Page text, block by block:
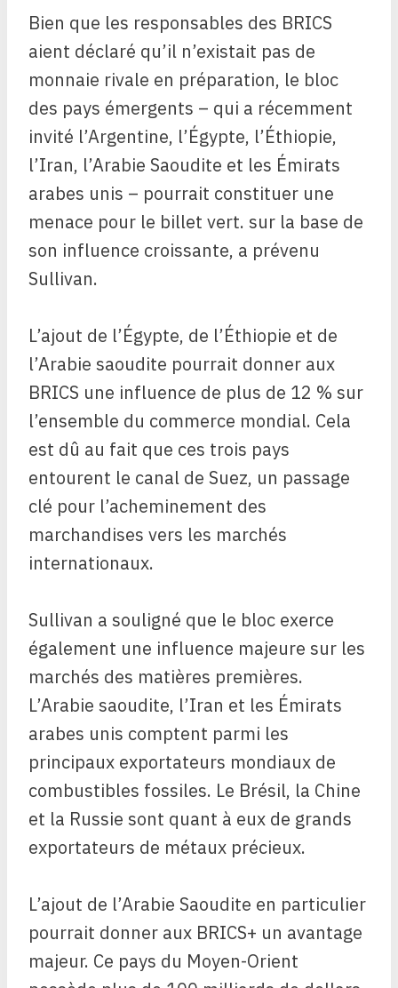
Bien que les responsables des BRICS
aient déclaré qu’il n’existait pas de
monnaie rivale en préparation, le bloc
des pays émergents – qui a récemment
invité l’Argentine, l’Égypte, l’Éthiopie,
l’Iran, l’Arabie Saoudite et les Émirats
arabes unis – pourrait constituer une
menace pour le billet vert. sur la base de
son influence croissante, a prévenu
Sullivan.
L’ajout de l’Égypte, de l’Éthiopie et de
l’Arabie saoudite pourrait donner aux
BRICS une influence de plus de 12 % sur
l’ensemble du commerce mondial. Cela
est dû au fait que ces trois pays
entourent le canal de Suez, un passage
clé pour l’acheminement des
marchandises vers les marchés
internationaux.
Sullivan a souligné que le bloc exerce
également une influence majeure sur les
marchés des matières premières.
L’Arabie saoudite, l’Iran et les Émirats
arabes unis comptent parmi les
principaux exportateurs mondiaux de
combustibles fossiles. Le Brésil, la Chine
et la Russie sont quant à eux de grands
exportateurs de métaux précieux.
L’ajout de l’Arabie Saoudite en particulier
pourrait donner aux BRICS+ un avantage
majeur. Ce pays du Moyen-Orient